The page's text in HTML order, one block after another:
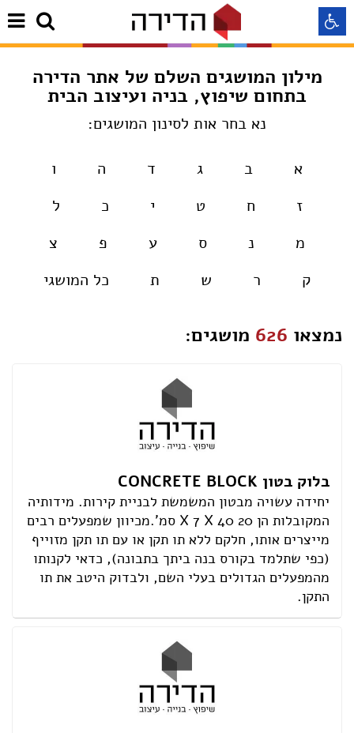
מילון המושגים השלם של אתר הדירה
בתחום שיפוץ, בניה ועיצוב הבית
נא בחר אות לסינון המושגים:
א ב ג ד ה
ו
ז
ח ט י כ
ל
מ
נ ס ע פ
צ
ק
ר ש ת כל המושגי
נמצאו 626 מושגים:
בלוק בטון CONCRETE BLOCK
יחידה עשויה מבטון המשמשת לבניית קירות. מידותיה
המקובלות הן X 7 X 40 20 סמ'.מכיוון שמפעלים רבים
מייצרים אותו, חלקם ללא תו תקן או עם תו תקן מזוייף
(כפי שתלמד בקורס בנה ביתך בתבונה), כדאי לקנותו
מהמפעלים הגדולים בעלי השם, ולבדוק היטב את תו
התקן.
התאמה לקורא מסך
התאמה לעיוורי צבעים
התאמה לכבדי ראיה
הדגשת קישורים